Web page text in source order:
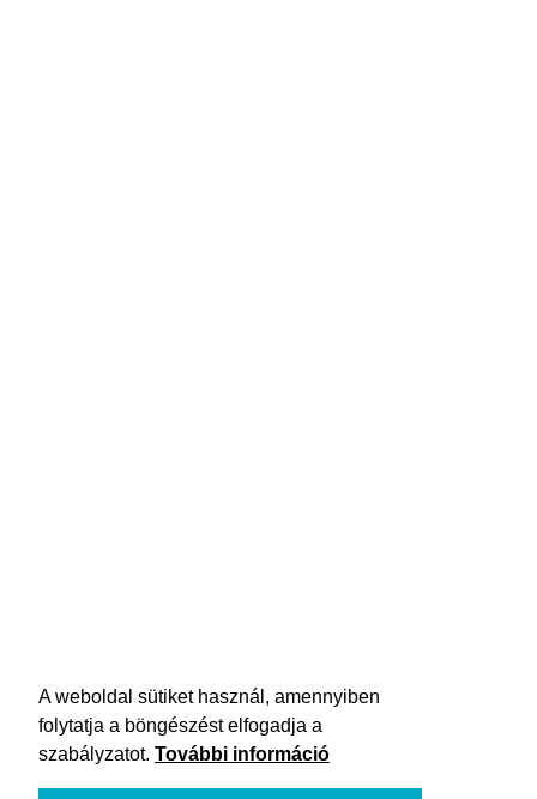
A weboldal sütiket használ, amennyiben
folytatja a böngészést elfogadja a
szabályzatot. További információ